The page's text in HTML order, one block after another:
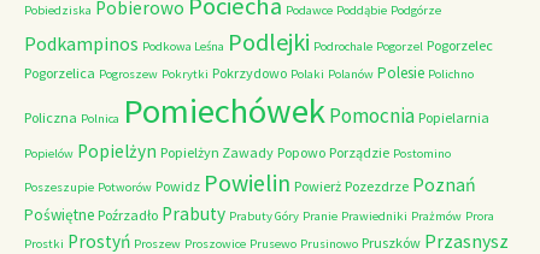
Pobiedziska Pobierowo Podawce Poddąbie Podgórze
Podkampinos Podkowa Leśna Podlejki Podrochale Pogorzel Pogorzelec
Pogorzelica Pogroszew Pokrytki Pokrzydowo Polaki Polanów Polesie Polichno
Policzna Polnica PomiechówekPomocnia Popielarnia
Popielów Popielżyn Popielżyn Zawady Popowo Porządzie Postomino
Poszeszupie Potworów Powidz Powielin Powierż Pozezdrze Poznań
Poświętne Poźrzadło Prabuty Prabuty Góry Pranie Prawiedniki Prażmów Prora
Prostki Prostyń Proszew Proszowice Prusewo Prusinowo Pruszków Przasnysz